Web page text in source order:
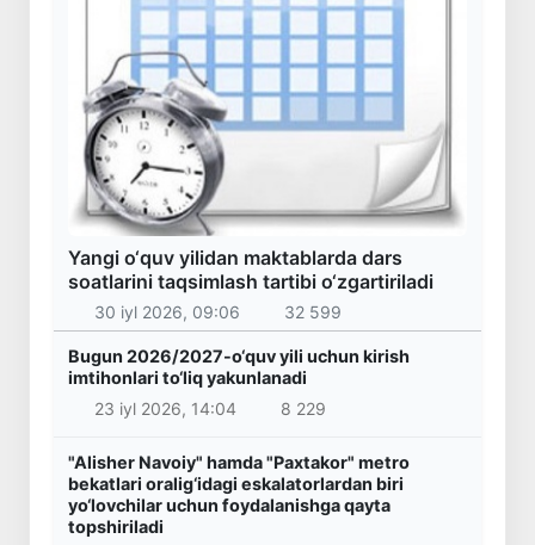
Yangi o‘quv yilidan maktablarda dars
soatlarini taqsimlash tartibi o‘zgartiriladi
30 iyl 2026, 09:06 32 599
Bugun 2026/2027-o‘quv yili uchun kirish
imtihonlari to‘liq yakunlanadi
23 iyl 2026, 14:04
8 229
"Alisher Navoiy" hamda "Paxtakor" metro
bekatlari oralig‘idagi eskalatorlardan biri
yo‘lovchilar uchun foydalanishga qayta
topshiriladi